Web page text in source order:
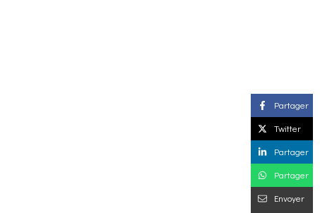
Partager
Twitter
Partager
Partager
Envoyer